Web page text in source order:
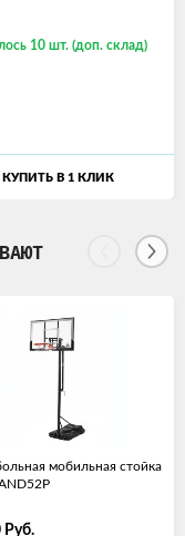
10 шт. (доп. склад)
КУПИТЬ В 1 КЛИК
мобильная стойка
Руб.